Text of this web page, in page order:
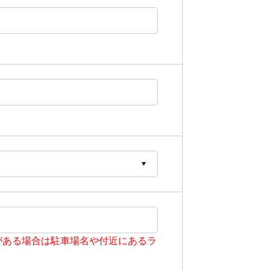
る場合は駐車場名や付近にあるラ